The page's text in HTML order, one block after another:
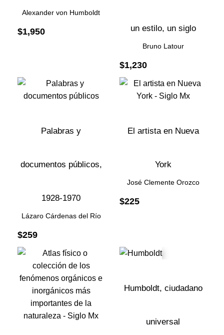
Alexander von Humboldt
$1,950 un estilo, un siglo
Bruno Latour
$1,230
Palabras y
documentos públicos,
1928-1970
Lázaro Cárdenas del Río
$259
El artista en Nueva
York
José Clemente Orozco
$225
Humboldt, ciudadano
universal